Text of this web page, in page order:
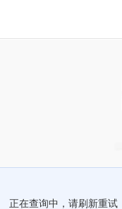
正在查询中，请刷新重试